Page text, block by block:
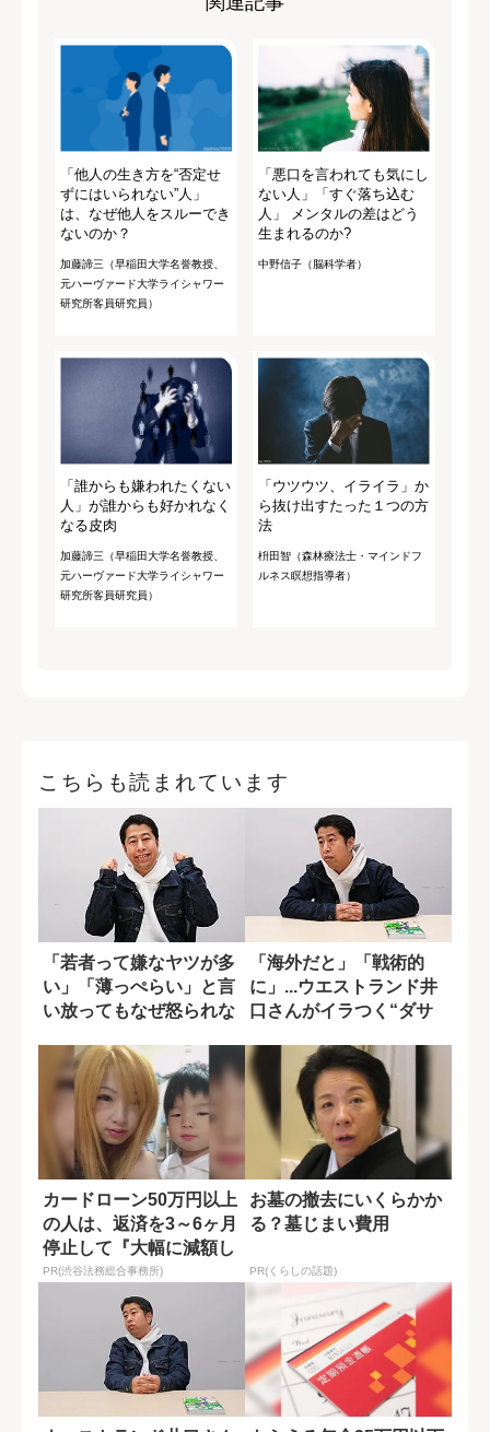
「他人の生き方を“否定せ
ずにはいられない”人」
は、なぜ他人をスルーでき
ないのか？
加藤諦三（早稲田大学名誉教授、
元ハーヴァード大学ライシャワー
研究所客員研究員）
「悪口を言われても気にし
ない人」「すぐ落ち込む
人」 メンタルの差はどう
生まれるのか?
中野信子（脳科学者）
「誰からも嫌われたくない
人」が誰からも好かれなく
なる皮肉
加藤諦三（早稲田大学名誉教授、
元ハーヴァード大学ライシャワー
研究所客員研究員）
「ウツウツ、イライラ」か
ら抜け出すたった１つの方
法
枡田智（森林療法士・マインドフ
ルネス瞑想指導者）
こちらも読まれています
「若者って嫌なヤツが多
い」「薄っぺらい」と言
い放ってもなぜ怒られな
「海外だと」「戦術的
に」...ウエストランド井
口さんがイラつく“ダサ
カードローン50万円以上
の人は、返済を3～6ヶ月
停止して『大幅に減額し
てから返済...
PR(渋谷法務総合事務所)
お墓の撤去にいくらかか
る？墓じまい費用
PR(くらしの話題)